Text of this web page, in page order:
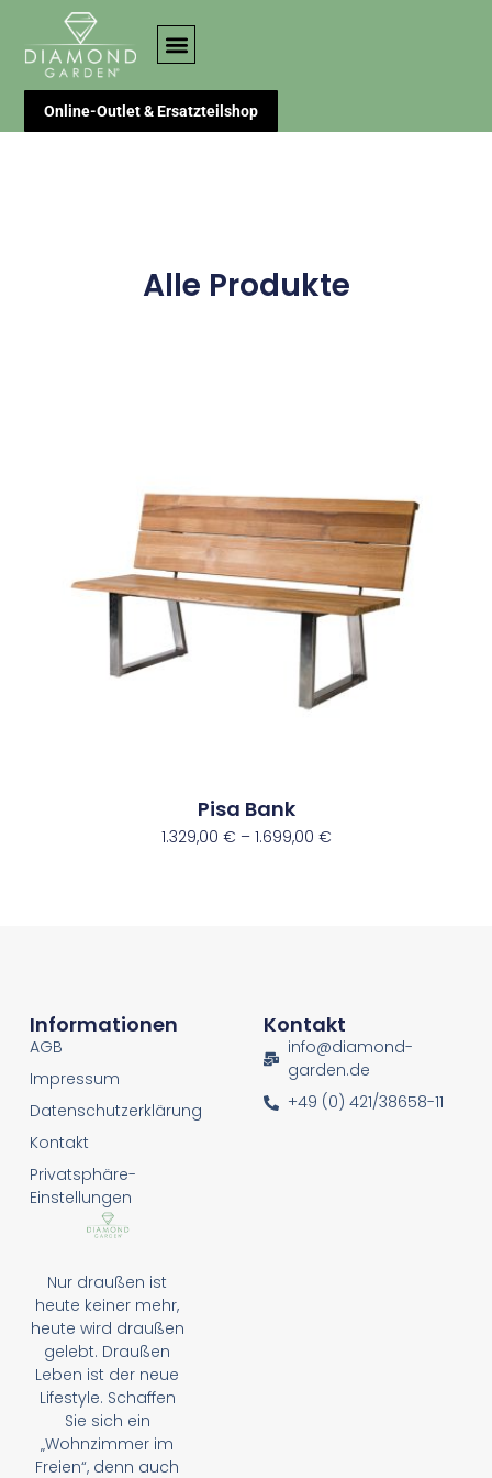
Online-Outlet & Ersatzteilshop
Alle Produkte
Pisa Bank
1.329,00 € – 1.699,00 €
Nur draußen ist
heute keiner mehr,
heute wird draußen
gelebt. Draußen
Leben ist der neue
Lifestyle. Schaffen
Sie sich ein
„Wohnzimmer im
Freien“, denn auch
Informationen
AGB
Impressum
Datenschutzerklärung
Kontakt
Privatsphäre-
Einstellungen
Kontakt
info@diamond-
garden.de
+49 (0) 421/38658-11